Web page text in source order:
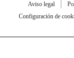
Aviso legal
Configuración de